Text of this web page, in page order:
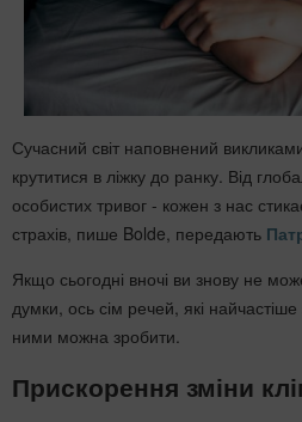
Сучасний світ наповнений
крутитися в ліжку до ранку. Від
особистих тривог - кожен з нас
страхів, пише Bolde, передають
Якщо сьогодні вночі ви знову не
думки, ось сім речей, які
ними можна зробити.
Прискорення зміни